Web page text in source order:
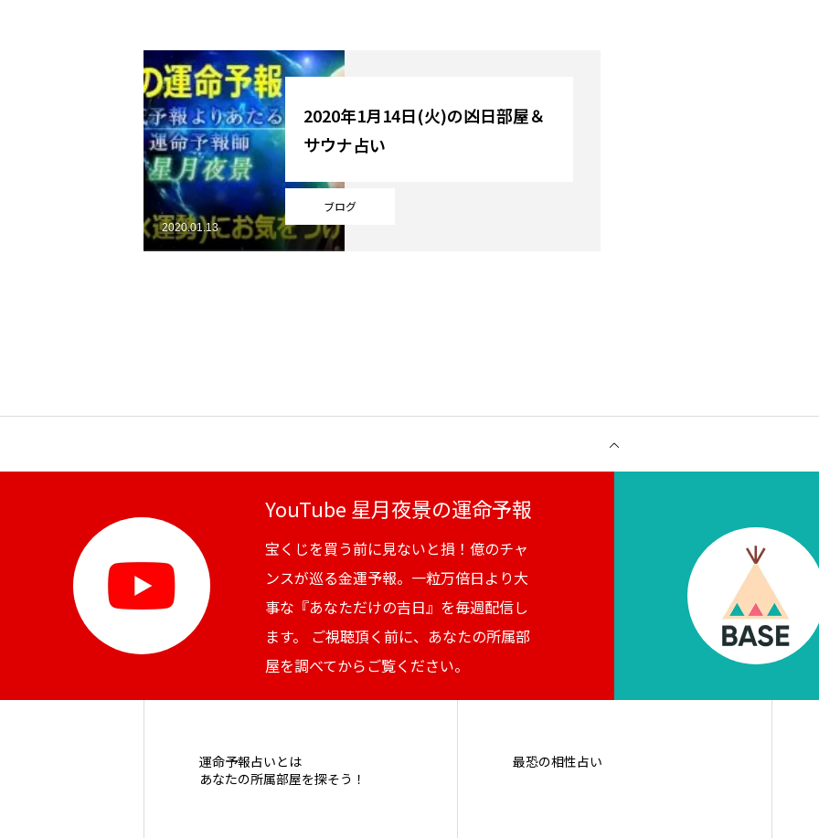
YouTube
Online Store
ブログ
2020年1月14日(火)の凶日部屋＆
サウナ占い
2020.01.13
YouTube 星月夜景の運命予報
宝くじを買う前に見ないと損！億のチャ
ンスが巡る金運予報。一粒万倍日より大
事な『あなただけの吉日』を毎週配信し
ます。 ご視聴頂く前に、あなたの所属部
屋を調べてからご覧ください。
運命予報占いとは
あなたの所属部屋を探そう！
最恐の相性占い